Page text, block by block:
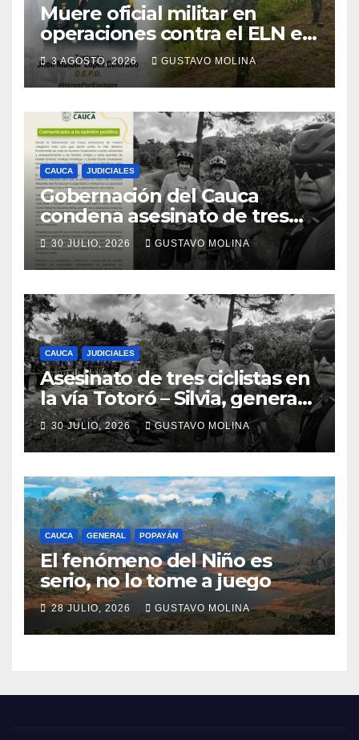
Muere oficial militar en
operaciones contra el ELN en
el sur del Cauca
3 AGOSTO, 2026 GUSTAVO MOLINA
CAUCA JUDICIALES
Gobernación del Cauca
condena asesinato de tres
ciudadanos y exige medidas
urgentes al Gobierno
Nacional
30 JULIO, 2026 GUSTAVO MOLINA
CAUCA JUDICIALES
Asesinato de tres ciclistas en
la vía Totoró – Silvia, genera
consternación en el Cauca
30 JULIO, 2026 GUSTAVO MOLINA
CAUCA GENERAL POPAYÁN
El fenómeno del Niño es
serio, no lo tome a juego
28 JULIO, 2026 GUSTAVO MOLINA